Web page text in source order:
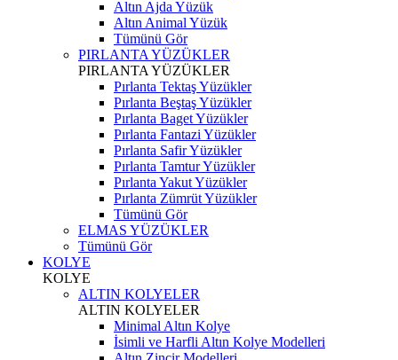
Altın Ajda Yüzük
Altın Animal Yüzük
Tümünü Gör
PIRLANTA YÜZÜKLER
PIRLANTA YÜZÜKLER
Pırlanta Tektaş Yüzükler
Pırlanta Beştaş Yüzükler
Pırlanta Baget Yüzükler
Pırlanta Fantazi Yüzükler
Pırlanta Safir Yüzükler
Pırlanta Tamtur Yüzükler
Pırlanta Yakut Yüzükler
Pırlanta Zümrüt Yüzükler
Tümünü Gör
ELMAS YÜZÜKLER
Tümünü Gör
KOLYE
KOLYE
ALTIN KOLYELER
ALTIN KOLYELER
Minimal Altın Kolye
İsimli ve Harfli Altın Kolye Modelleri